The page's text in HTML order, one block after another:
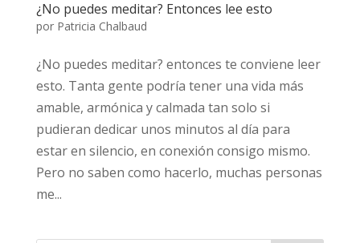
¿No puedes meditar? Entonces lee esto
por Patricia Chalbaud
¿No puedes meditar? entonces te conviene leer
esto. Tanta gente podría tener una vida más
amable, armónica y calmada tan solo si
pudieran dedicar unos minutos al día para
estar en silencio, en conexión consigo mismo.
Pero no saben como hacerlo, muchas personas
me...